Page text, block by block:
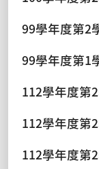
99學年度第2
99學年度第1
112學年度第
112學年度第
112學年度第